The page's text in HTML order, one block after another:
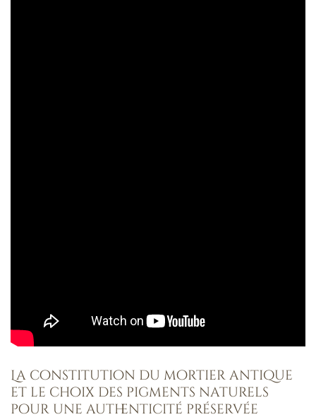
La constitution du mortier antique
et le choix des pigments naturels
pour une authenticité préservée